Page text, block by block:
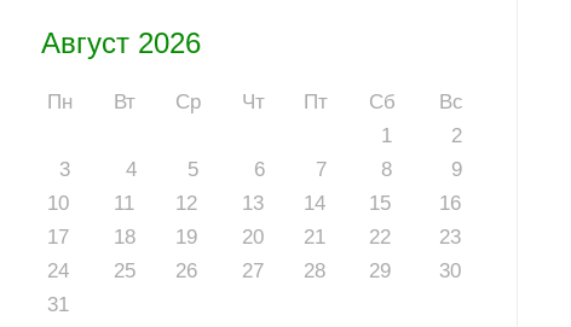
Август 2026
Пн Вт Ср Чт Пт Сб
Вс
1
2
3
4 5 6 7 8
9
10
11 12 13 14 15
16
17
18 19 20 21 22
23
24
25 26 27 28 29
30
31